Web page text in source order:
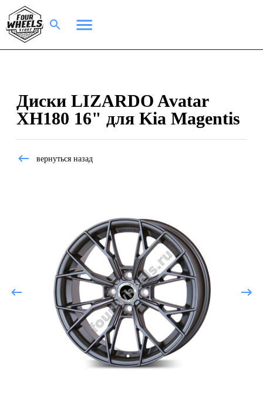
Диски LIZARDO Avatar
XH180 16" для Kia Magentis
вернуться назад